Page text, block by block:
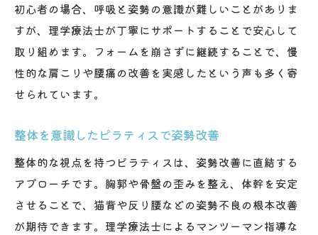
初心者の場合、呼吸と姿勢の意識が難しいことがありま
すが、理学療法士が丁寧にサポートすることで安心して
取り組めます。フォームを崩さずに継続することで、慢
性的な肩こりや腰痛の改善を実感したという声も多く寄
せられています。
整体を意識したピラティスで姿勢改善
整体的な視点を持つピラティスは、姿勢改善に直結する
アプローチです。胸郭や骨盤の歪みを整え、体幹を安定
させることで、猫背や反り腰などの姿勢不良の根本改善
が期待できます。理学療法士によるマンツーマン指導な